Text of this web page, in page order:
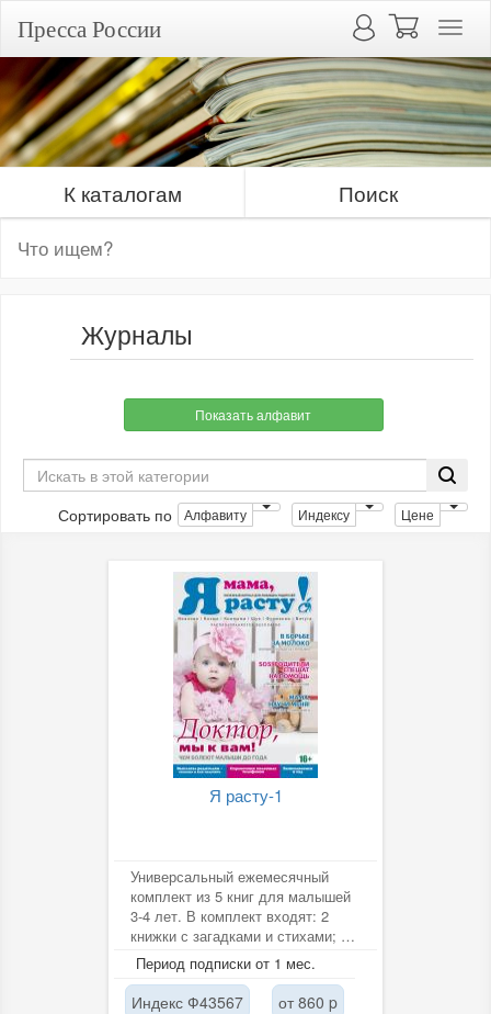
Пресса России
К каталогам Поиск
Журналы
Показать алфавит
Сортировать по Алфавиту Индексу Цене
Я расту-1
Универсальный ежемесячный
комплект из 5 книг для малышей
3-4 лет. В комплект входят: 2
книжки с загадками и стихами; 1
книжка-раскраска; 1 сказка; 1...
Период подписки от 1 мес.
Индекс Ф43567 от 860 p